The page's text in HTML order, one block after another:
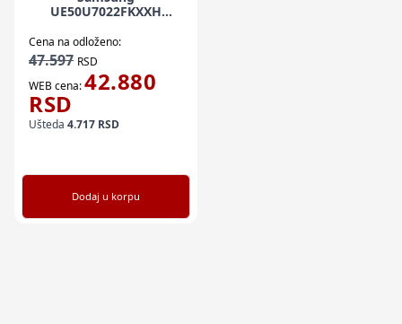
UE50U7022FKXXH
T2/S2/C
Cena na odloženo:
47.597 RSD
WEB cena:42.880
RSD
Ušteda 4.717 RSD
Dodaj u korpu